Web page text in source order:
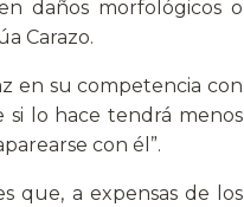
daños morfológicos o
Carazo.
en su competencia con
si lo hace tendrá menos
con él”.
que, a expensas de los